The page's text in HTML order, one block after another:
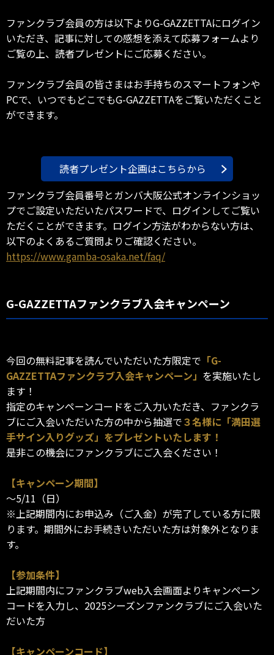
ファンクラブ会員の方は以下よりG-GAZZETTAにログイン
いただき、記事に対しての感想を添えて応募フォームより
ご覧の上、読者プレゼントにご応募ください。
ファンクラブ会員の皆さまはお手持ちのスマートフォンや
PCで、いつでもどこでもG-GAZZETTAをご覧いただくこと
ができます。
読者プレゼント企画はこちらから
ファンクラブ会員番号とガンバ大阪公式オンラインショッ
プでご設定いただいたパスワードで、ログインしてご覧い
ただくことができます。ログイン方法がわからない方は、
以下のよくあるご質問よりご確認ください。
https://www.gamba-osaka.net/faq/
G-GAZZETTAファンクラブ入会キャンペーン
今回の無料記事を読んでいただいた方限定で 「G-
GAZZETTAファンクラブ入会キャンペーン」 を実施いたし
ます！
指定のキャンペーンコードをご入力いただき、ファンクラ
ブにご入会いただいた方の中から抽選で３名様に「満田選
手サイン入りグッズ」をプレゼントいたします！
是非この機会にファンクラブにご入会ください！
【キャンペーン期間】
～5/11（日）
※上記期間内にお申込み（ご入金）が完了している方に限
ります。期間外にお手続きいただいた方は対象外となりま
す。
【参加条件】
上記期間内にファンクラブweb入会画面よりキャンペーン
コードを入力し、2025シーズンファンクラブにご入会いた
だいた方
【キャンペーンコード】